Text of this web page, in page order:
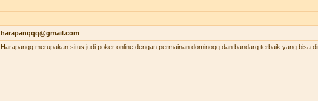
harapanqqq@gmail.com
Harapanqq merupakan situs judi poker online dengan permainan dominoqq dan bandarq terbaik yang bisa